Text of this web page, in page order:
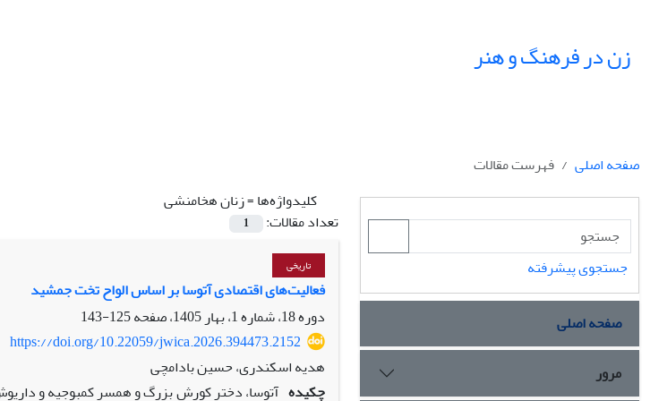
زن در فرهنگ و هنر
صفحه اصلی
فهرست مقالات
کلیدواژه‌ها =زنان هخامنشی
تعداد مقالات:
1
تاریخی
فعالیت‌های اقتصادی آتوسا بر اساس الواح تخت جمشید
دوره 18، شماره 1، بهار 1405، صفحه
125-143
https://doi.org/10.22059/jwica.2026.394473.2152
هدیه اسکندری، حسین بادامچی
چکیده آتوسا، دختر کورش بزرگ و همسر کمبوجیه و
جستجوی پیشرفته
صفحه اصلی
مرور